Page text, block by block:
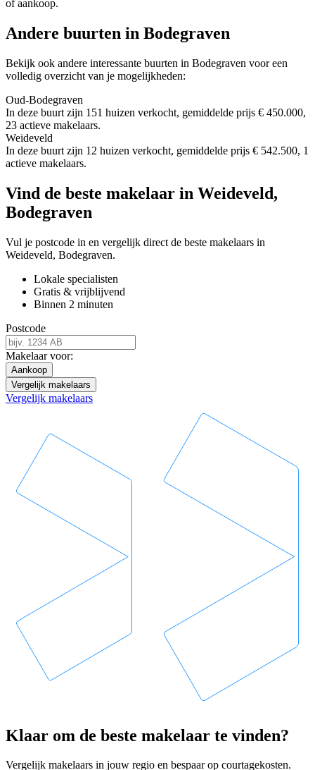
of aankoop.
Andere buurten in Bodegraven
Bekijk ook andere interessante buurten in Bodegraven voor een
volledig overzicht van je mogelijkheden:
Oud-Bodegraven
In deze buurt zijn 151 huizen verkocht, gemiddelde prijs € 450.000,
23 actieve makelaars.
Weideveld
In deze buurt zijn 12 huizen verkocht, gemiddelde prijs € 542.500, 1
actieve makelaars.
Vind de beste makelaar in Weideveld,
Bodegraven
Vul je postcode in en vergelijk direct de beste makelaars in
Weideveld, Bodegraven.
Lokale specialisten
Gratis & vrijblijvend
Binnen 2 minuten
Postcode
Makelaar voor:
Aankoop
Vergelijk makelaars
Vergelijk makelaars
Klaar om de beste makelaar te vinden?
Vergelijk makelaars in jouw regio en bespaar op courtagekosten.